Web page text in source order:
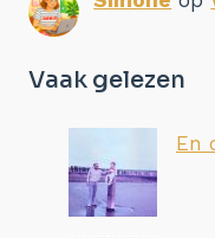
Vaak gelezen
En